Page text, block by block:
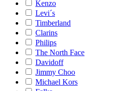
Kenzo
Levi´s
Timberland
Clarins
Philips
The North Face
Davidoff
Jimmy Choo
Michael Kors